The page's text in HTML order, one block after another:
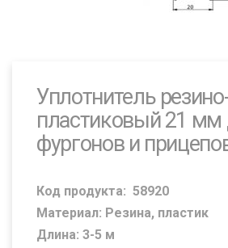
Уплотнитель
пластиковый 21 мм
фургонов и
Код продукта: 58920
Материал: Резина, пластик
Длина: 3-5 м